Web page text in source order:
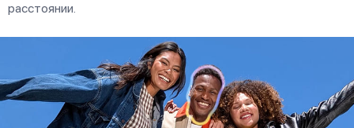
расстоянии.